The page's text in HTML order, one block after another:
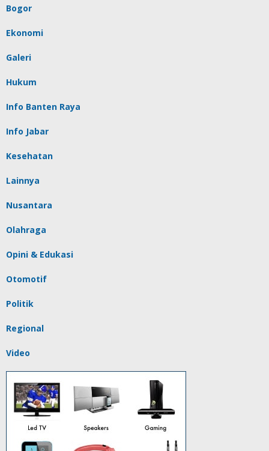
Bogor
Ekonomi
Galeri
Hukum
Info Banten Raya
Info Jabar
Kesehatan
Lainnya
Nusantara
Olahraga
Opini & Edukasi
Otomotif
Politik
Regional
Video